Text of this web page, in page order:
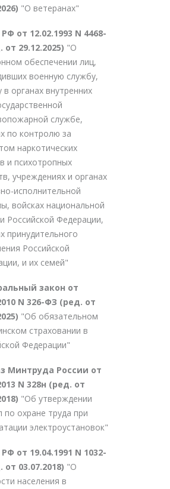
"О ветеранах"
от 12.02.1993 N 4468-
от 29.12.2025) "О
обеспечении лиц,
военную службу,
в органах внутренних
службе,
по контролю за
наркотических
и психотропных
учреждениях и органах
исполнительной
войсках национальной
Российской Федерации,
принудительного
Российской
и их семей"
закон от
N 326-ФЗ (ред. от
"Об обязательном
страховании в
Федерации"
Минтруда России от
N 328н (ред. от
"Об утверждении
по охране труда при
электроустановок"
от 19.04.1991 N 1032-
от 03.07.2018) "О
населения в